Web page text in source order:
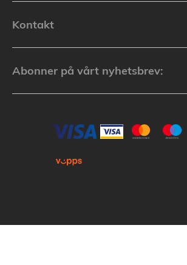
Kontakt
Abonner på vårt nyhetsbrev: